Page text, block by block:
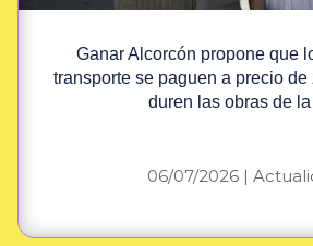
Ganar Alcorcón propone que
transporte se paguen a precio de
duren las obras de la
06/07/2026 |